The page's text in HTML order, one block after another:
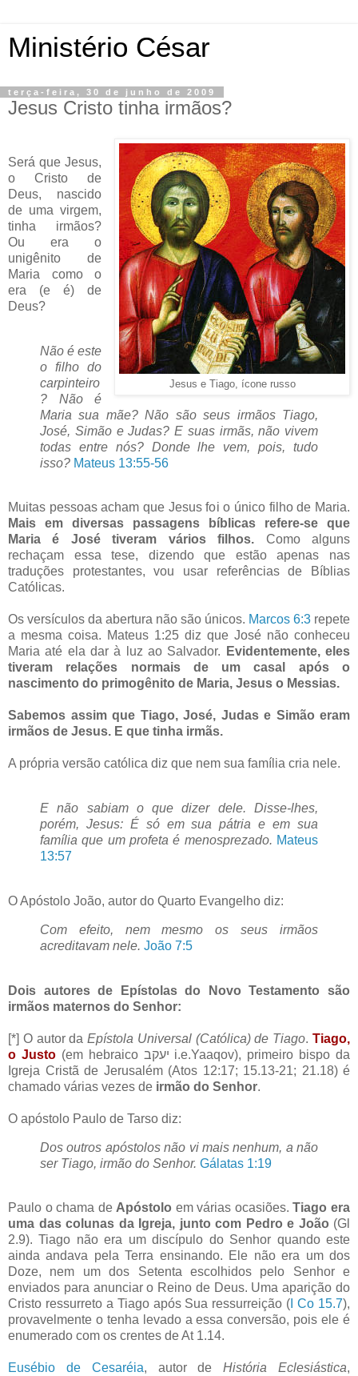
Ministério César
terça-feira, 30 de junho de 2009
Jesus Cristo tinha irmãos?
Jesus e Tiago, ícone russo
Será que Jesus,
o Cristo de
Deus, nascido
de uma virgem,
tinha irmãos?
Ou era o
unigênito de
Maria como o
era (e é) de
Deus?
Não é este
o filho do
carpinteiro
? Não é
Maria sua mãe? Não são seus irmãos Tiago,
José, Simão e Judas? E suas irmãs, não vivem
todas entre nós? Donde lhe vem, pois, tudo
isso? Mateus 13:55-56
Muitas pessoas acham que Jesus foi o único filho de Maria.
Mais em diversas passagens bíblicas refere-se que
Maria é José tiveram vários filhos. Como alguns
rechaçam essa tese, dizendo que estão apenas nas
traduções protestantes, vou usar referências de Bíblias
Católicas.
Os versículos da abertura não são únicos. Marcos 6:3 repete
a mesma coisa. Mateus 1:25 diz que José não conheceu
Maria até ela dar à luz ao Salvador.
Evidentemente, eles
tiveram relações normais de um casal após o
nascimento do primogênito de Maria, Jesus o Messias.
Sabemos assim que Tiago, José, Judas e Simão eram
irmãos de Jesus. E que tinha irmãs.
A própria versão católica diz que nem sua família cria nele.
E não sabiam o que dizer dele. Disse-lhes,
porém, Jesus: É só em sua pátria e em sua
família que um profeta é menosprezado. Mateus
13:57
O Apóstolo João, autor do Quarto Evangelho diz:
Com efeito, nem mesmo os seus irmãos
acreditavam nele. João 7:5
Dois autores de Epístolas do Novo Testamento são
irmãos maternos do Senhor:
[*] O autor daEpístola Universal (Católica) de Tiago.Tiago,
o Justo(em hebraico יעקב i.e.Yaaqov), primeiro bispo da
Igreja Cristã de Jerusalém (Atos 12:17; 15.13-21; 21.18) é
chamado várias vezes de irmão do Senhor.
O apóstolo Paulo de Tarso diz:
Dos outros apóstolos não vi mais nenhum, a não
ser Tiago, irmão do Senhor. Gálatas 1:19
Paulo o chama de Apóstolo em várias ocasiões.Tiago era
uma das colunas da Igreja, junto com Pedro e João (Gl
2.9). Tiago não era um discípulo do Senhor quando este
ainda andava pela Terra ensinando. Ele não era um dos
Doze, nem um dos Setenta escolhidos pelo Senhor e
enviados para anunciar o Reino de Deus. Uma aparição do
Cristo ressurretoa Tiago após Sua ressurreição ( ICo 15.7),
provavelmente o tenha levado a essa conversão, pois ele é
enumerado com os crentes deAt1.14.
Eusébio de Cesaréia, autor deHistóriaEclesiástica,